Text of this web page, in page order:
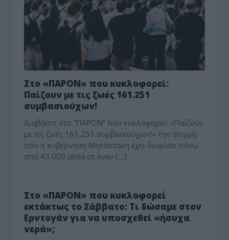
Στο «ΠΑΡΟΝ» που κυκλοφορεί:
Παίζουν με τις ζωές 161.251
συμβασιούχων!
Διαβάστε στο “ΠΑΡΟΝ” που κυκλοφορεί: «Παίζουν
με τις ζωές 161.251 συμβασιούχων!» την στιγμή
που η κυβέρνηση Μητσοτάκη έχει διορίσει πάνω
από 43.000 μέσα σε έναν […]
Στο «ΠΑΡΟΝ» που κυκλοφορεί
εκτάκτως το Σάββατο: Τι δώσαμε στον
Ερντογάν για να υποσχεθεί «ήσυχα
νερά»;